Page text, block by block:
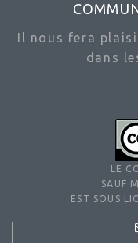
Il nous fera
dans
LE
SAUF
EST SOUS